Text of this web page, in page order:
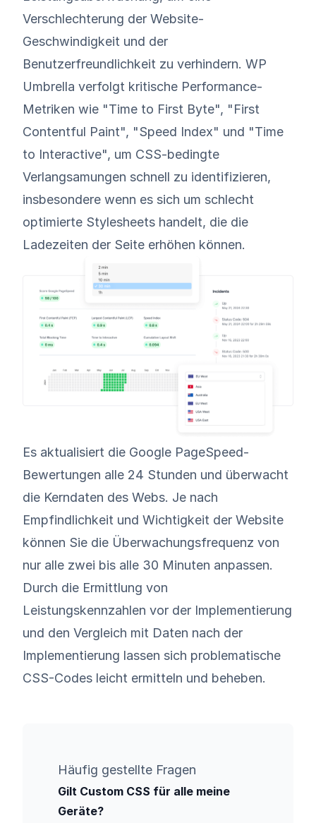
Verschlechterung der Website-
Geschwindigkeit und der
Benutzerfreundlichkeit zu verhindern. WP
Umbrella verfolgt kritische Performance-
Metriken wie "Time to First Byte", "First
Contentful Paint", "Speed Index" und "Time
to Interactive", um CSS-bedingte
Verlangsamungen schnell zu identifizieren,
insbesondere wenn es sich um schlecht
optimierte Stylesheets handelt, die die
Ladezeiten der Seite erhöhen können.
Es aktualisiert die Google PageSpeed-
Bewertungen alle 24 Stunden und überwacht
die Kerndaten des Webs. Je nach
Empfindlichkeit und Wichtigkeit der Website
können Sie die Überwachungsfrequenz von
nur alle zwei bis alle 30 Minuten anpassen.
Durch die Ermittlung von
Leistungskennzahlen vor der Implementierung
und den Vergleich mit Daten nach der
Implementierung lassen sich problematische
CSS-Codes leicht ermitteln und beheben.
Häufig gestellte Fragen
Gilt Custom CSS für alle meine
Geräte?